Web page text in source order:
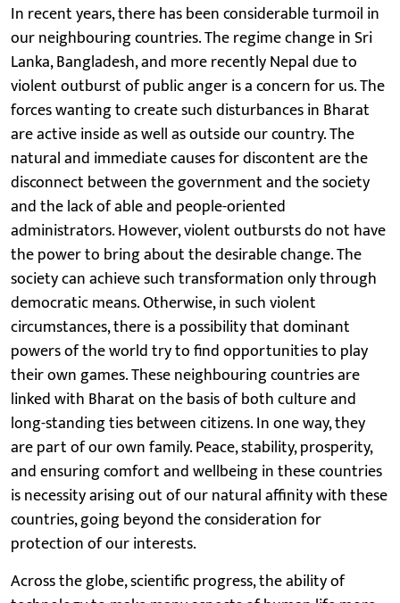
In recent years, there has been considerable turmoil in
our neighbouring countries. The regime change in Sri
Lanka, Bangladesh, and more recently Nepal due to
violent outburst of public anger is a concern for us. The
forces wanting to create such disturbances in Bharat
are active inside as well as outside our country. The
natural and immediate causes for discontent are the
disconnect between the government and the society
and the lack of able and people-oriented
administrators. However, violent outbursts do not have
the power to bring about the desirable change. The
society can achieve such transformation only through
democratic means. Otherwise, in such violent
circumstances, there is a possibility that dominant
powers of the world try to find opportunities to play
their own games. These neighbouring countries are
linked with Bharat on the basis of both culture and
long-standing ties between citizens. In one way, they
are part of our own family. Peace, stability, prosperity,
and ensuring comfort and wellbeing in these countries
is necessity arising out of our natural affinity with these
countries, going beyond the consideration for
protection of our interests.
Across the globe, scientific progress, the ability of